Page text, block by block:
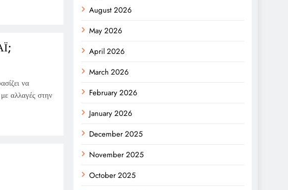
να
αλλαγές στην
August 2026
May 2026
April 2026
March 2026
February 2026
January 2026
December 2025
November 2025
October 2025